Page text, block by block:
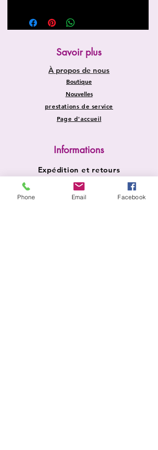
Savoir plus
À propos de nous
Boutique
Nouvelles
prestations de service
Page d'accueil
Informations
Expédition et retours
Politique du magasin
Méthodes de payement
Phone Email Facebook